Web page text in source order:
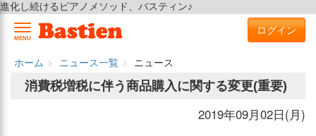
進化し続けるピアノメソッド、バスティン♪
MENU
ログイン
ホーム ニュース一覧
ニュース
消費税増税に伴う商品購入に関する変更(重要)
2019年09月02日(月)